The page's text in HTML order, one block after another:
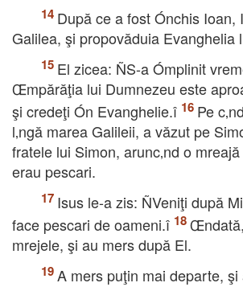
După ce a fost Ónchis Ioan,
Galilea, şi propovăduia Evanghelia
El zicea: ÑS-a Ómplinit
Œmpărăţia lui Dumnezeu este
şi credeţi Ón Evanghelie.î
Pe
l‚ngă marea Galileii, a văzut pe
fratele lui Simon, arunc‚nd o
erau pescari.
Isus le-a zis: ÑVeniţi după
face pescari de oameni.î
mrejele, şi au mers după El.
A mers puţin mai departe,